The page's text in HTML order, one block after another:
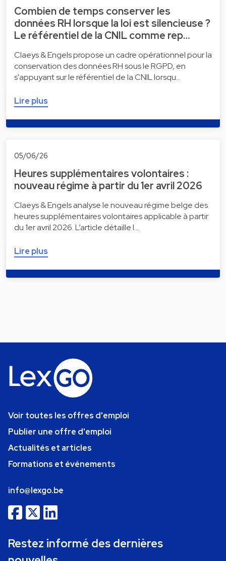
Combien de temps conserver les
données RH lorsque la loi est silencieuse ?
Le référentiel de la CNIL comme rep…
Claeys & Engels propose un cadre opérationnel pour la
conservation des données RH sous le RGPD, en
s'appuyant sur le référentiel de la CNIL lorsqu…
Lire plus
05/06/26
Heures supplémentaires volontaires :
nouveau régime à partir du 1er avril 2026
Claeys & Engels analyse le nouveau régime belge des
heures supplémentaires volontaires applicable à partir
du 1er avril 2026. L’article détaille l…
Lire plus
Voir toutes les offres d'emploi
Publier une offre d'emploi
Actualités et articles
Formations et événements
info@lexgo.be
Restez informé des dernières